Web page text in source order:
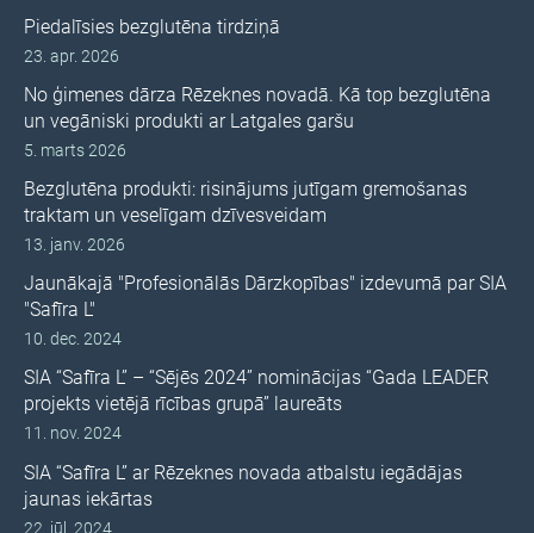
Piedalīsies bezglutēna tirdziņā
23. apr. 2026
No ģimenes dārza Rēzeknes novadā. Kā top bezglutēna
un vegāniski produkti ar Latgales garšu
5. marts 2026
Bezglutēna produkti: risinājums jutīgam gremošanas
traktam un veselīgam dzīvesveidam
13. janv. 2026
Jaunākajā "Profesionālās Dārzkopības" izdevumā par SIA
"Safīra L"
10. dec. 2024
SIA “Safīra L” – “Sējēs 2024” nominācijas “Gada LEADER
projekts vietējā rīcības grupā” laureāts
11. nov. 2024
SIA “Safīra L” ar Rēzeknes novada atbalstu iegādājas
jaunas iekārtas
22. jūl. 2024